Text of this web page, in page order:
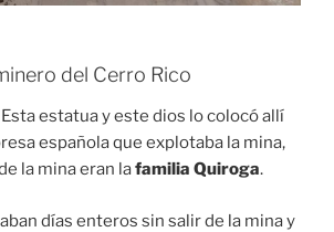
del Cerro Rico
Esta estatua y este dios lo colocó allí
española que explotaba la mina,
la mina eran lafamilia Quiroga.
días enteros sin salir de la mina y